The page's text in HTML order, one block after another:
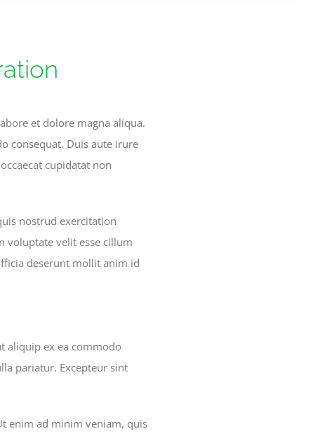
et dolore magna aliqua.
consequat. Duis aute irure
cupidatat non
nostrud exercitation
voluptate velit esse cillum
deserunt mollit anim id
aliquip ex ea commodo
pariatur. Excepteur sint
enim ad minim veniam, quis